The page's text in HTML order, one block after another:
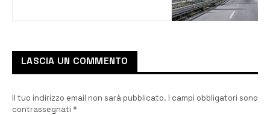
LASCIA UN COMMENTO
Il tuo indirizzo email non sarà pubblicato. I campi obbligatori sono
contrassegnati *